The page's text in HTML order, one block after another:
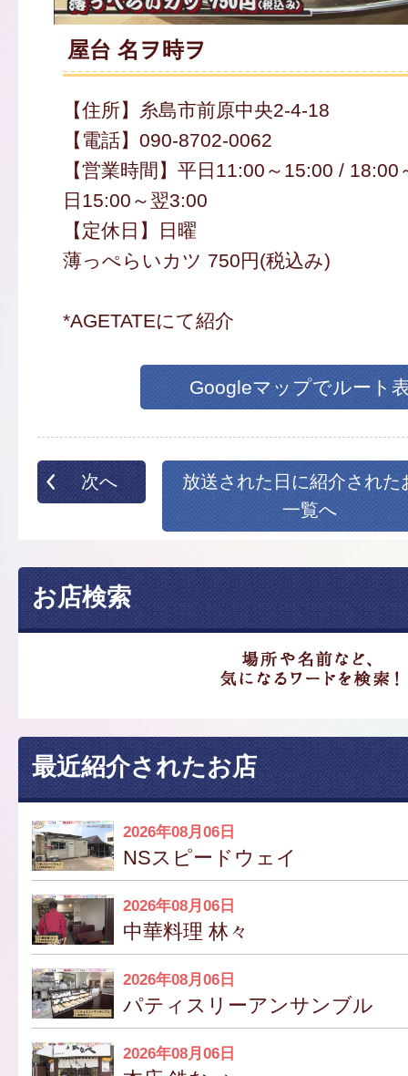
屋台 名ヲ時ヲ
【住所】糸島市前原中央2-4-18
【電話】090-8702-0062
【営業時間】平日11:00～15:00 /
日15:00～翌3:00
【定休日】日曜
薄っぺらいカツ 750円(税込み)
*AGETATEにて紹介
Googleマップでルート
次へ
放送された日に紹介された
一覧へ
お店検索
最近紹介されたお店
2026年08月06日
NSスピードウェイ
2026年08月06日
中華料理 林々
2026年08月06日
パティスリーアンサンブル
2026年08月06日